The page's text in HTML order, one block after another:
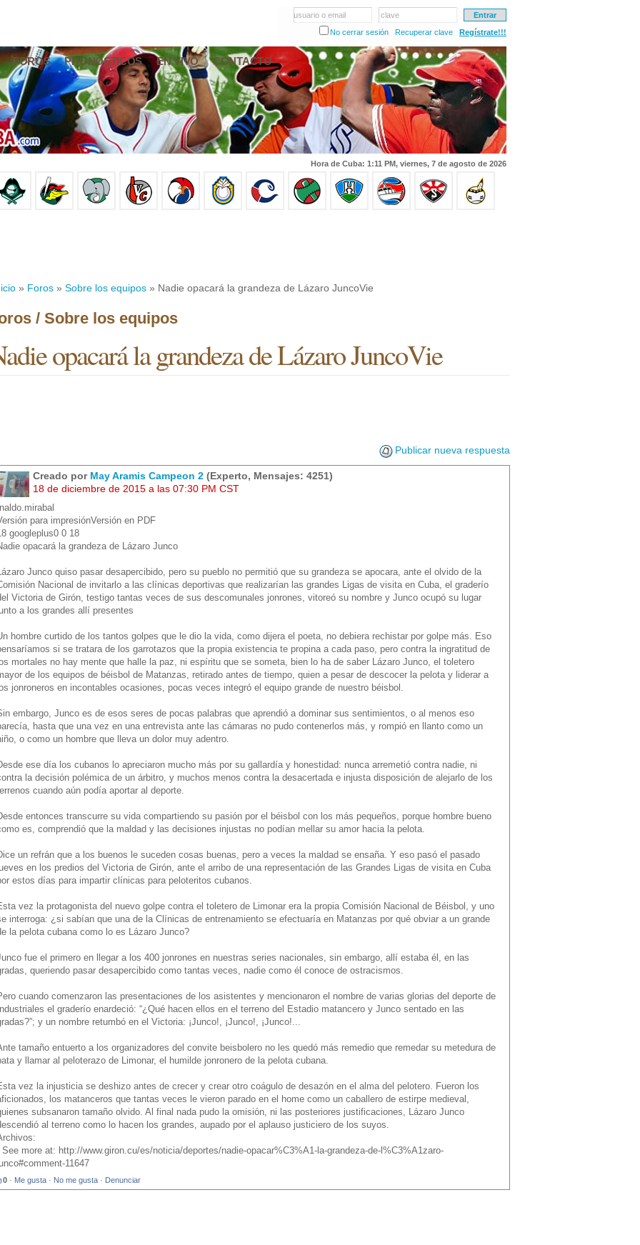
usuario o email
clave
No cerrar sesión
Recuperar clave Regístrate!!!
FOROS PRONÓSTICOS EN VIVO CONTACTO
Hora de Cuba: 1:11 PM, viernes, 7 de agosto de 2026
» Foros » Sobre los equipos » Nadie opacará la grandeza de Lázaro JuncoVie
/ Sobre los equipos
opacará la grandeza de Lázaro JuncoVie
Publicar nueva respuesta
Creado por May Aramis Campeon 2 (Experto, Mensajes: 4251)
18 de diciembre de 2015 a las 07:30 PM CST
para impresiónVersión en PDF
googleplus0 0 18
opacará la grandeza de Lázaro Junco
Junco quiso pasar desapercibido, pero su pueblo no permitió que su grandeza se apocara, ante el olvido de la
Nacional de invitarlo a las clínicas deportivas que realizarían las grandes Ligas de visita en Cuba, el graderío
Victoria de Girón, testigo tantas veces de sus descomunales jonrones, vitoreó su nombre y Junco ocupó su lugar
a los grandes allí presentes
hombre curtido de los tantos golpes que le dio la vida, como dijera el poeta, no debiera rechistar por golpe más. Eso
si se tratara de los garrotazos que la propia existencia te propina a cada paso, pero contra la ingratitud de
mortales no hay mente que halle la paz, ni espíritu que se someta, bien lo ha de saber Lázaro Junco, el toletero
de los equipos de béisbol de Matanzas, retirado antes de tiempo, quien a pesar de descocer la pelota y liderar a
jonroneros en incontables ocasiones, pocas veces integró el equipo grande de nuestro béisbol.
embargo, Junco es de esos seres de pocas palabras que aprendió a dominar sus sentimientos, o al menos eso
hasta que una vez en una entrevista ante las cámaras no pudo contenerlos más, y rompió en llanto como un
o como un hombre que lleva un dolor muy adentro.
ese día los cubanos lo apreciaron mucho más por su gallardía y honestidad: nunca arremetió contra nadie, ni
la decisión polémica de un árbitro, y muchos menos contra la desacertada e injusta disposición de alejarlo de los
cuando aún podía aportar al deporte.
entonces transcurre su vida compartiendo su pasión por el béisbol con los más pequeños, porque hombre bueno
es, comprendió que la maldad y las decisiones injustas no podían mellar su amor hacia la pelota.
un refrán que a los buenos le suceden cosas buenas, pero a veces la maldad se ensaña. Y eso pasó el pasado
en los predios del Victoria de Girón, ante el arribo de una representación de las Grandes Ligas de visita en Cuba
estos días para impartir clínicas para peloteritos cubanos.
vez la protagonista del nuevo golpe contra el toletero de Limonar era la propia Comisión Nacional de Béisbol, y uno
interroga: ¿si sabían que una de la Clínicas de entrenamiento se efectuaría en Matanzas por qué obviar a un grande
la pelota cubana como lo es Lázaro Junco?
fue el primero en llegar a los 400 jonrones en nuestras series nacionales, sin embargo, allí estaba él, en las
queriendo pasar desapercibido como tantas veces, nadie como él conoce de ostracismos.
cuando comenzaron las presentaciones de los asistentes y mencionaron el nombre de varias glorias del deporte de
Industriales el graderío enardeció: “¿Qué hacen ellos en el terreno del Estadio matancero y Junco sentado en las
y un nombre retumbó en el Victoria: ¡Junco!, ¡Junco!, ¡Junco!...
tamaño entuerto a los organizadores del convite beisbolero no les quedó más remedio que remedar su metedura de
y llamar al peloterazo de Limonar, el humilde jonronero de la pelota cubana.
vez la injusticia se deshizo antes de crecer y crear otro coágulo de desazón en el alma del pelotero. Fueron los
los matanceros que tantas veces le vieron parado en el home como un caballero de estirpe medieval,
subsanaron tamaño olvido. Al final nada pudo la omisión, ni las posteriores justificaciones, Lázaro Junco
al terreno como lo hacen los grandes, aupado por el aplauso justiciero de los suyos.
See more at: http://www.giron.cu/es/noticia/deportes/nadie-opacar%C3%A1-la-grandeza-de-l%C3%A1zaro-
11647
0 · Me gusta · No me gusta · Denunciar